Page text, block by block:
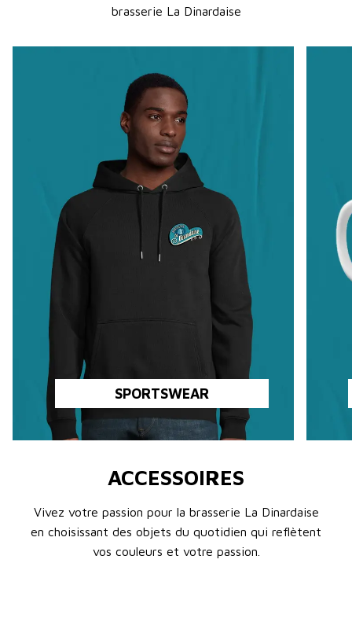
brasserie La Dinardaise
SPORTSWEAR
ACCESSOIRES
Vivez votre passion pour la brasserie La Dinardaise
en choisissant des objets du quotidien qui reflètent
vos couleurs et votre passion.